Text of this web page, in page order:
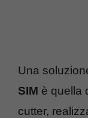
Una
SIM è quella
cutter,